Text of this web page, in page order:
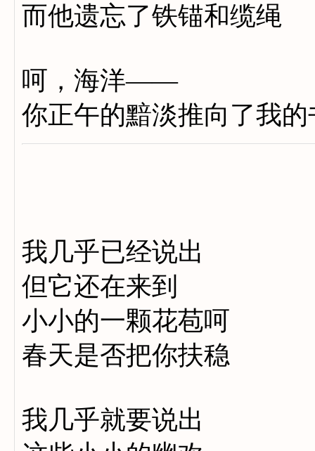
而他遗忘了铁锚和缆绳
呵，海洋——
你正午的黯淡推向了我的
我几乎已经说出
但它还在来到
小小的一颗花苞呵
春天是否把你扶稳
我几乎就要说出